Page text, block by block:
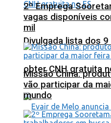
Divulgada lista dos
obter CNH gratuita
2º Emprega
vagas disponíveis
mil
Missão China:
vão participar da
mundo